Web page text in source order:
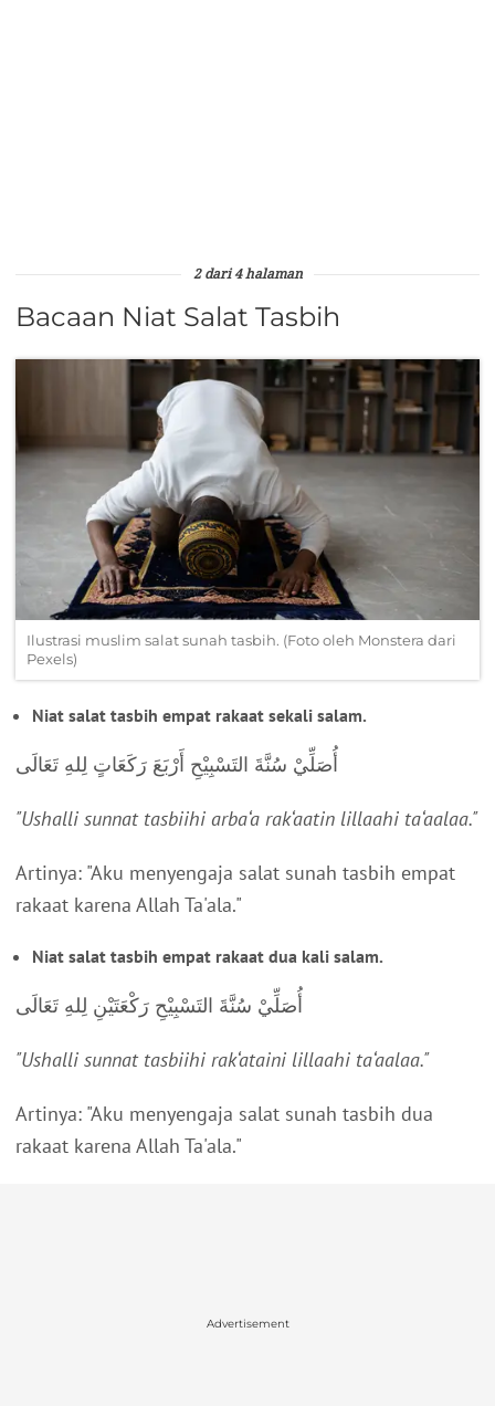
2 dari 4 halaman
Bacaan Niat Salat Tasbih
Ilustrasi muslim salat sunah tasbih. (Foto oleh Monstera dari
Pexels)
Niat salat tasbih empat rakaat sekali salam.
أُصَلِّيْ سُنَّةَ التَسْبِيْحِ أَرْبَعَ رَكَعَاتٍ لِلهِ تَعَالَى
"Ushalli sunnat tasbiihi arba‘a rak‘aatin lillaahi ta‘aalaa."
Artinya: "Aku menyengaja salat sunah tasbih empat
rakaat karena Allah Ta'ala."
Niat salat tasbih empat rakaat dua kali salam.
أُصَلِّيْ سُنَّةَ التَسْبِيْحِ رَكْعَتَيْنِ لِلهِ تَعَالَى
"Ushalli sunnat tasbiihi rak‘ataini lillaahi ta‘aalaa."
Artinya: "Aku menyengaja salat sunah tasbih dua
rakaat karena Allah Ta'ala."
Advertisement